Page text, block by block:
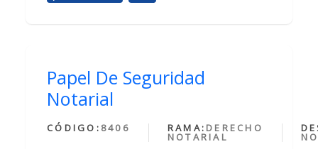
Papel De Seguridad
Notarial
CÓDIGO: 8406 RAMA: DERECHO
NOTARIAL